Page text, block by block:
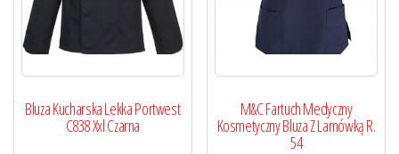
Bluza Kucharska Lekka Portwest
C838 Xxl Czarna
M&C Fartuch Medyczny
Kosmetyczny Bluza Z Lamówką R.
54